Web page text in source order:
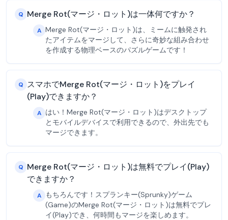
Q Merge Rot(マージ・ロット)は一体何ですか？
A Merge Rot(マージ・ロット)は、ミームに触発され
たアイテムをマージして、さらに奇妙な組み合わせ
を作成する物理ベースのパズルゲームです！
Q スマホでMerge Rot(マージ・ロット)をプレイ
(Play)できますか？
A はい！Merge Rot(マージ・ロット)はデスクトップ
とモバイルデバイスで利用できるので、外出先でも
マージできます。
Q Merge Rot(マージ・ロット)は無料でプレイ(Play)
できますか？
A
もちろんです！スプランキー(Sprunky)ゲーム
(Game)のMerge Rot(マージ・ロット)は無料でプレ
イ(Play)でき、何時間もマージを楽しめます。